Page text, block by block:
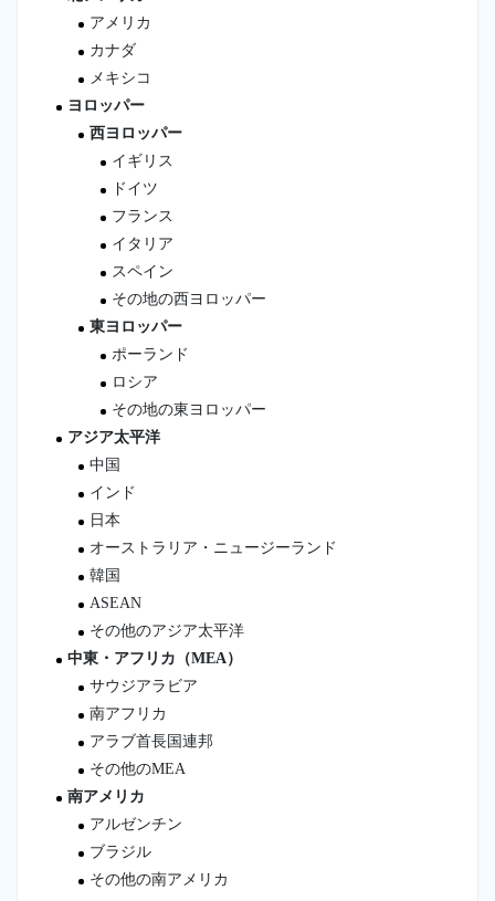
アメリカ
カナダ
メキシコ
ヨロッパー
西ヨロッパー
イギリス
ドイツ
フランス
イタリア
スペイン
その地の西ヨロッパー
東ヨロッパー
ポーランド
ロシア
その地の東ヨロッパー
アジア太平洋
中国
インド
日本
オーストラリア・ニュージーランド
韓国
ASEAN
その他のアジア太平洋
中東・アフリカ（MEA）
サウジアラビア
南アフリカ
アラブ首長国連邦
その他のMEA
南アメリカ
アルゼンチン
ブラジル
その他の南アメリカ